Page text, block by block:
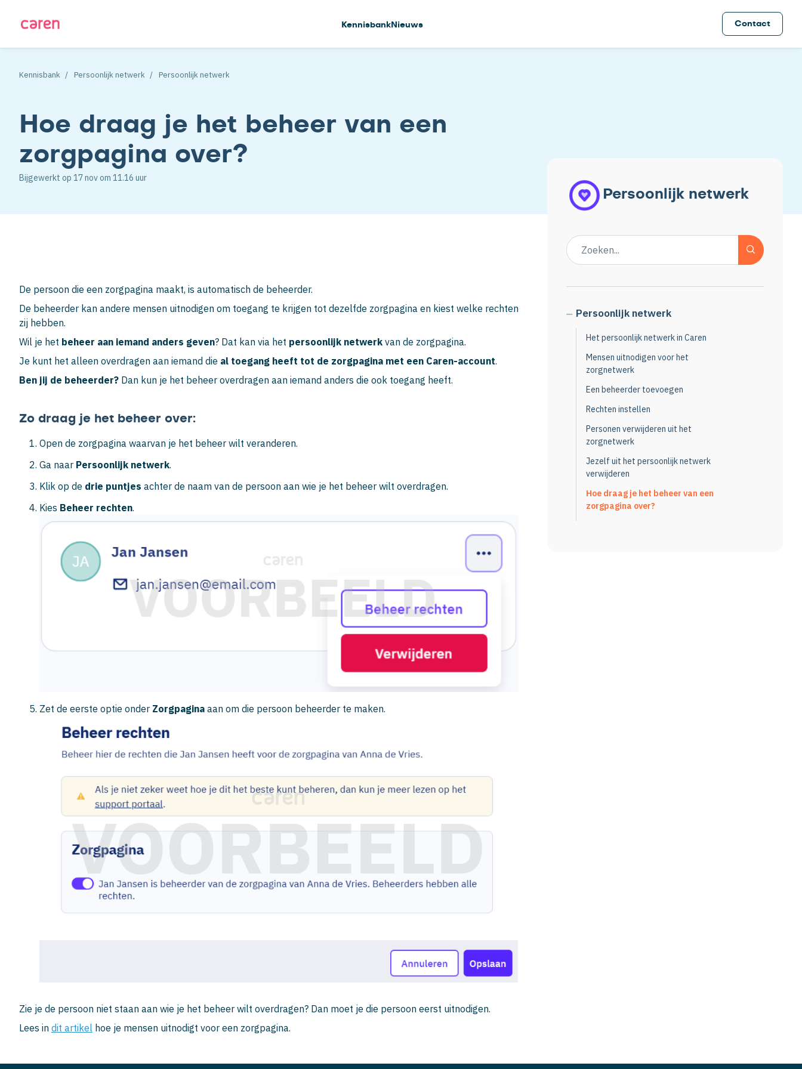
KennisbankNieuws Contact
Kennisbank Persoonlijk netwerk Persoonlijk netwerk
Hoe draag je het beheer van een
zorgpagina over?
Bijgewerkt op 17 novom 11.16 uur
De persoon die een zorgpagina maakt, is automatisch de beheerder.
De beheerder kan andere mensen uitnodigen om toegang te krijgen tot dezelfde zorgpagina en kiest welke rechten
zij hebben.
Wil je het beheer aan iemand anders geven? Dat kan via het persoonlijk netwerk van de zorgpagina.
Je kunt het alleen overdragen aan iemand die al toegang heeft tot de zorgpagina met een Caren-account.
Ben jij de beheerder? Dan kun je het beheer overdragen aan iemand anders die ook toegang heeft.
Zo draag je het beheer over:
Open de zorgpagina waarvan je het beheer wilt veranderen.
Ga naar Persoonlijk netwerk.
Klik op de drie puntjes achter de naam van de persoon aan wie je het beheer wilt overdragen.
Kies Beheer rechten.
Zet de eerste optie onder Zorgpagina aan om die persoon beheerder te maken.
Zie je de persoon niet staan aan wie je het beheer wilt overdragen? Dan moet je die persoon eerst uitnodigen.
Lees in dit artikel hoe je mensen uitnodigt voor een zorgpagina.
Persoonlijk netwerk
Persoonlijk netwerk
Het persoonlijk netwerk in Caren
Mensen uitnodigen voor het
zorgnetwerk
Een beheerder toevoegen
Rechten instellen
Personen verwijderen uit het
zorgnetwerk
Jezelf uit het persoonlijk netwerk
verwijderen
Hoe draag je het beheer van een
zorgpagina over?